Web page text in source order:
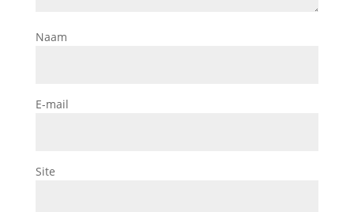
Naam
E-mail
Site